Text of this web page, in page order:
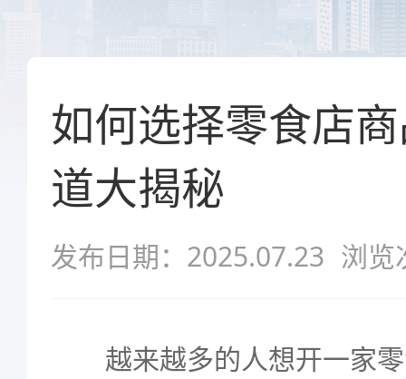
如何选择零食店
道大揭秘
发布日期：2025.07.23 浏览
越来越多的人想开一家零